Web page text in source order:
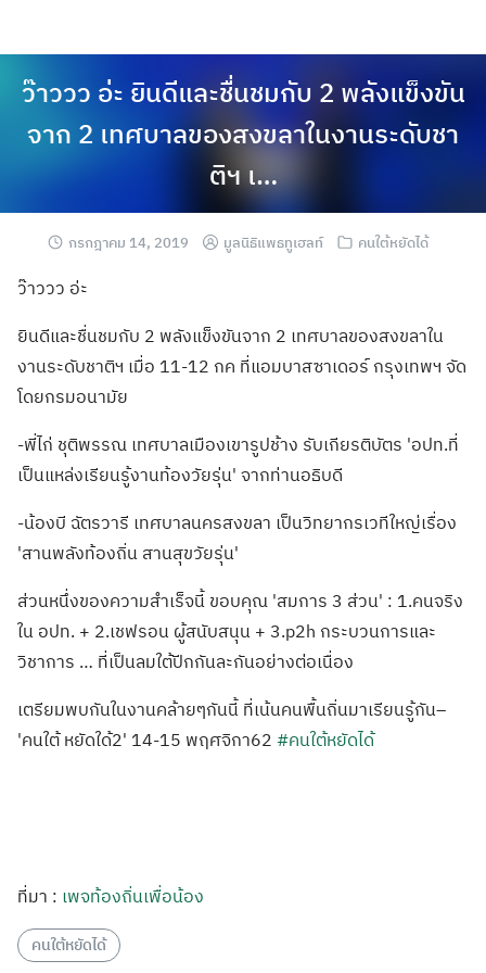
ว๊าววว อ่ะ ยินดีและชื่นชมกับ 2 พลังแข็งขัน
จาก 2 เทศบาลของสงขลาในงานระดับชา
ติฯ เ…
กรกฎาคม 14, 2019 มูลนิธิแพธทูเฮลท์ คนใต้หยัดได้
ว๊าววว อ่ะ
ยินดีและชื่นชมกับ 2 พลังแข็งขันจาก 2 เทศบาลของสงขลาใน
งานระดับชาติฯ เมื่อ 11-12 กค ที่แอมบาสซาเดอร์ กรุงเทพฯ จัด
โดยกรมอนามัย
-พี่ไก่ ชุติพรรณ เทศบาลเมืองเขารูปช้าง รับเกียรติบัตร 'อปท.ที่
เป็นแหล่งเรียนรู้งานท้องวัยรุ่น' จากท่านอธิบดี
-น้องบี ฉัตรวารี เทศบาลนครสงขลา เป็นวิทยากรเวทีใหญ่เรื่อง
'สานพลังท้องถิ่น สานสุขวัยรุ่น'
ส่วนหนึ่งของความสำเร็จนี้ ขอบคุณ 'สมการ 3 ส่วน' : 1.คนจริง
ใน อปท. + 2.เชฟรอน ผู้สนับสนุน + 3.p2h กระบวนการและ
วิชาการ … ที่เป็นลมใต้ปีกกันละกันอย่างต่อเนื่อง
เตรียมพบกันในงานคล้ายๆกันนี้ ที่เน้นคนพื้นถิ่นมาเรียนรู้กัน–
'คนใต้ หยัดใด้2' 14-15 พฤศจิกา62 #คนใต้หยัดได้
ที่มา : เพจท้องถิ่นเพื่อน้อง
คนใต้หยัดได้